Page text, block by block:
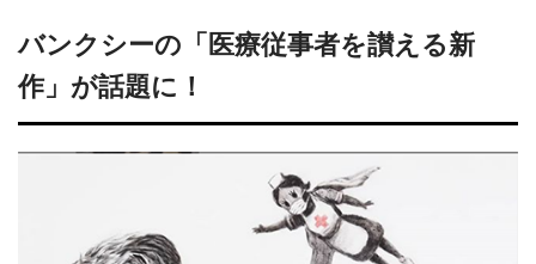
バンクシーの「医療従事者を讃える新
作」が話題に！